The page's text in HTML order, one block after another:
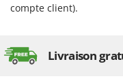
Worx
compte client).
Livraison